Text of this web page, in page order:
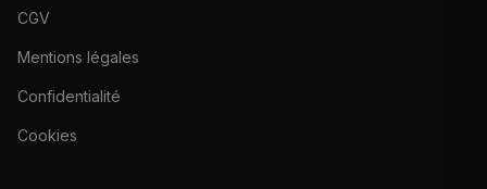
CGV
Mentions légales
Confidentialité
Cookies